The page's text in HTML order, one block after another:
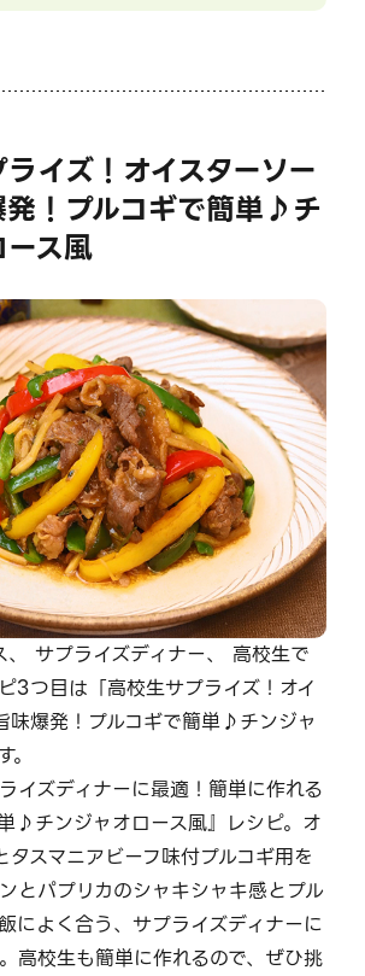
イズ！オイスターソー
発！プルコギで簡単♪チ
ス風
、 サプライズディナー、 高校生で
3つ目は「高校生サプライズ！オイ
味爆発！プルコギで簡単♪チンジャ
イズディナーに最適！簡単に作れる
♪チンジャオロース風』レシピ。オ
タスマニアビーフ味付プルコギ用を
とパプリカのシャキシャキ感とプル
によく合う、サプライズディナーに
高校生も簡単に作れるので、ぜひ挑